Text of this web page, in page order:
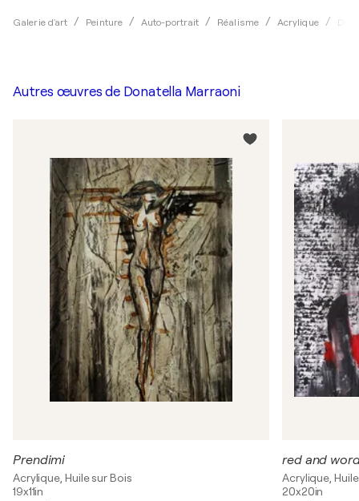
Galerie d'art Peinture Auto-portrait Réalisme Acrylique
Autres œuvres de Donatella Marraoni
Prendimi
Acrylique, Huile sur Bois
19x11in
red and
Acrylique,
20x20in